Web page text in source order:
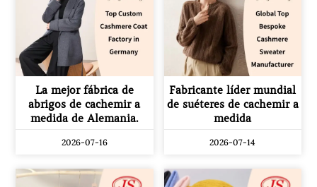
La mejor fábrica de
abrigos de cachemir a
medida de Alemania.
2026-07-16
Fabricante líder mundial
de suéteres de cachemir a
medida
2026-07-14